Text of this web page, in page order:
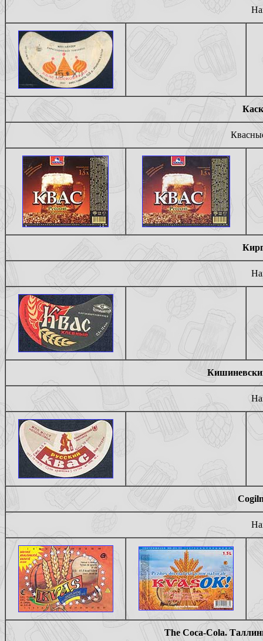
The Coca-Cola.